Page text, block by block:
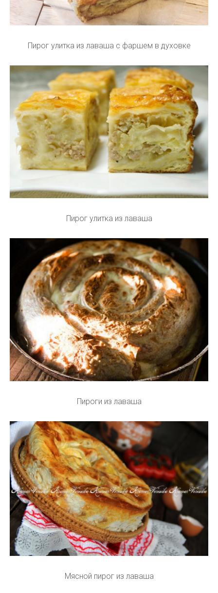
Пирог улитка из лаваша с фаршем в духовке
Пирог улитка из лаваша
Пироги из лаваша
Мясной пирог из лаваша